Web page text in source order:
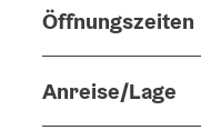
Öffnungszeiten
Anreise/Lage